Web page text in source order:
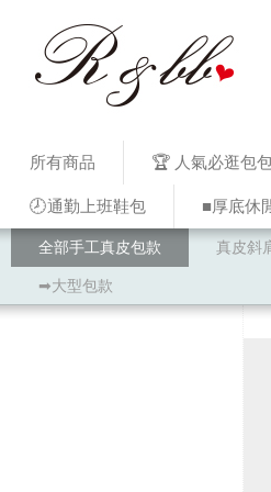
所有商品 🏆 人氣必逛包
🕗通勤上班鞋包 ■厚底休
全部手工真皮包款 真皮斜
➡大型包款